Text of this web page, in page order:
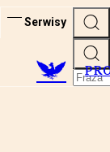
Serwisy